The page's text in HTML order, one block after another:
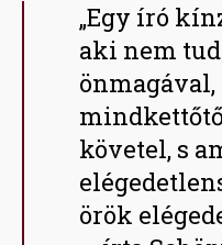
„Egy író
aki nem
önmagával,
követel, s
örök